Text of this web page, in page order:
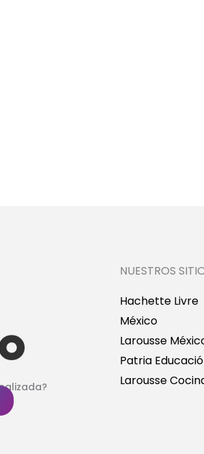
NUESTROS
Hachette Livre
México
Larousse
Patria
Larousse